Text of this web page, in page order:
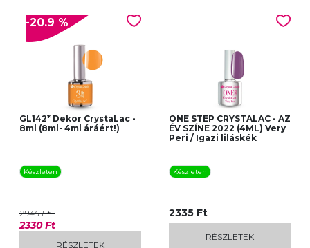
-20.9 %
GL142* Dekor CrystaLac -
8ml (8ml- 4ml áráért!)
Készleten
2945 Ft
2330 Ft
RÉSZLETEK
ONE STEP CRYSTALAC - AZ
ÉV SZÍNE 2022 (4ML) Very
Peri / Igazi liláskék
Készleten
2335 Ft
RÉSZLETEK